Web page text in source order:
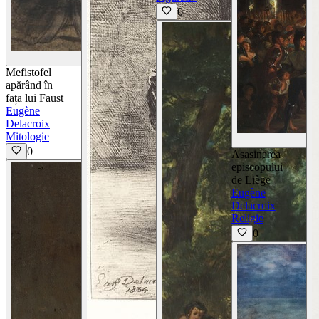
Vizualizează detaliile
Mefistofel
apărând în
fața lui Faust
Eugène
Delacroix
Mitologie
0
0
Asasinarea
episcopului
de Liège
Eugène
Delacroix
Religie
0